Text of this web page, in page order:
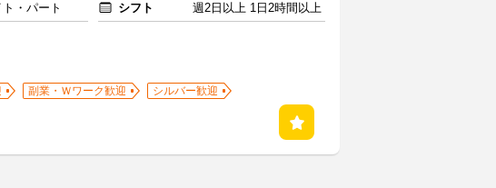
・パート シフト
週2日以上 1日2時間以上
副業・Ｗワーク歓迎
シルバー歓迎